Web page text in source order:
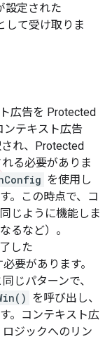
設定された
して受け取りま
広告を Protected
ンテキスト広告
れ、Protected
る必要がありま
を使用し
。この時点で、コ
じように機能しま
るなど）。
した
要があります。
同じパターンで、
を呼び出し、
。コンテキスト広
ジックへのリン